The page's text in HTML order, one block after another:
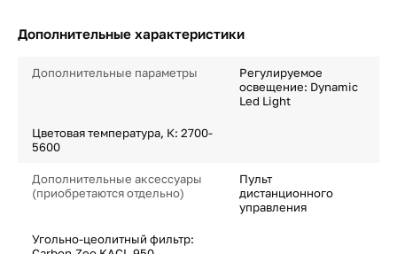
Дополнительные характеристики
Дополнительные параметры
Регулируемое
освещение: Dynamic
Led Light
Цветовая температура, К: 2700-
5600
Дополнительные аксессуары
(приобретаются отдельно)
Пульт
дистанционного
управления
Угольно-цеолитный фильтр: